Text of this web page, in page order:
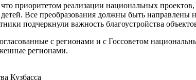
что приоритетом реализации национальных
Все преобразования должны быть направлены
подчеркнули важность благоустройства
с регионами и с Госсоветом
регионами.
Кузбасса